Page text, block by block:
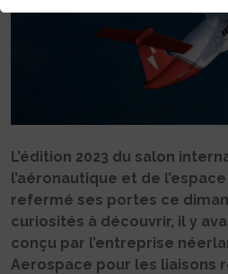
L’édition 2023 du salon
l’aéronautique et de
refermé ses portes ce
curiosités à découvrir, il y
conçu par l’entreprise
Aerospace pour les liaisons